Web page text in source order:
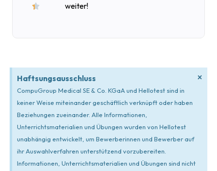

weiter!
Haftsungsausschluss
CompuGroup Medical SE & Co. KGaA und Hellotest sind in
keiner Weise miteinander geschäftlich verknüpft oder haben
Beziehungen zueinander. Alle Informationen,
Unterrichtsmaterialien und Übungen wurden von Hellotest
unabhängig entwickelt, um Bewerberinnen und Bewerber auf
ihr Auswahlverfahren unterstützend vorzubereiten.
Informationen, Unterrichtsmaterialien und Übungen sind nicht
×